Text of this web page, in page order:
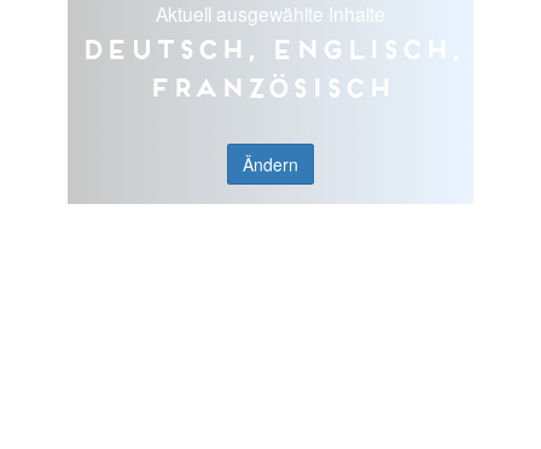
Aktuell ausgewählte Inhalte
Deutsch, Englisch,
Französisch
Ändern